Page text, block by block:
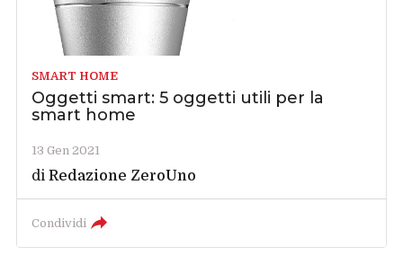
SMART HOME
Oggetti smart: 5 oggetti utili per la
smart home
13 Gen 2021
diRedazione ZeroUno
Condividi